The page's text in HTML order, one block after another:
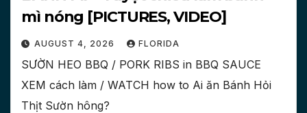
mì nóng [PICTURES, VIDEO]
AUGUST 4, 2026 FLORIDA
SƯỜN HEO BBQ / PORK RIBS in BBQ SAUCE
XEM cách làm / WATCH how to Ai ăn Bánh Hỏi
Thịt Sườn hông?